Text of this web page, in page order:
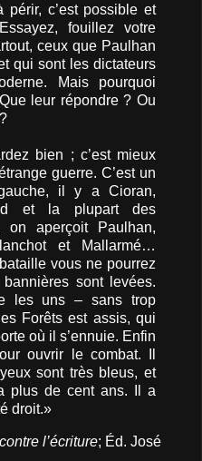
périr, c’est possible et
fouillez votre
ceux que Paulhan
qui sont les dictateurs
Mais pourquoi
leur répondre ? Ou
bien ; c’est mieux
guerre. C’est un
il y a Cioran,
et la plupart des
aperçoit Paulhan,
et Mallarmé…
vous ne pourrez
sont levées.
les uns – sans trop
Forêts est assis, qui
où il s’ennuie. Enfin
ouvrir le combat. Il
sont très bleus, et
plus de cent ans. Il a
droit.»
l’écriture; Éd. José